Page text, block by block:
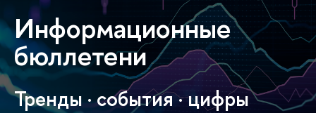
Информационные
бюллетени
Тренды · cобытия · цифры